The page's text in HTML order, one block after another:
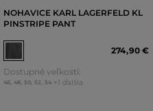
NOHAVICE KARL LAGERFELD KL
PINSTRIPE PANT
274,90 €
Dostupné veľkosti:
46, 48, 50, 52, 54 +1 ďalšia